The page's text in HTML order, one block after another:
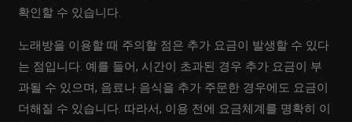
확인할 수 있습니다.
노래방을 이용할 때 주의할 점은 추가 요금이 발생할 수 있다
는 점입니다. 예를 들어, 시간이 초과된 경우 추가 요금이 부
과될 수 있으며, 음료나 음식을 추가 주문한 경우에도 요금이
더해질 수 있습니다. 따라서, 이용 전에 요금체계를 명확히 이